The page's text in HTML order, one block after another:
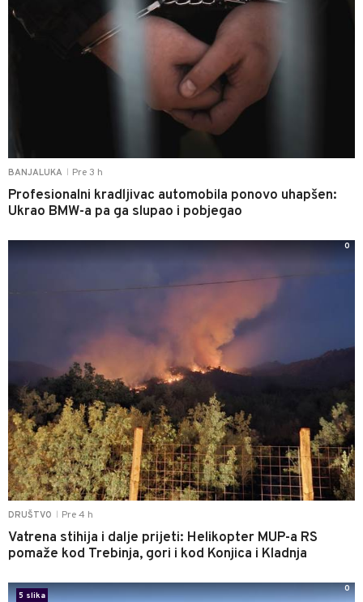
BANJALUKA Pre 3 h
Profesionalni kradljivac automobila ponovo uhapšen:
Ukrao BMW-a pa ga slupao i pobjegao
DRUŠTVO Pre 4 h
Vatrena stihija i dalje prijeti: Helikopter MUP-a RS
pomaže kod Trebinja, gori i kod Konjica i Kladnja
0
5 slika
0